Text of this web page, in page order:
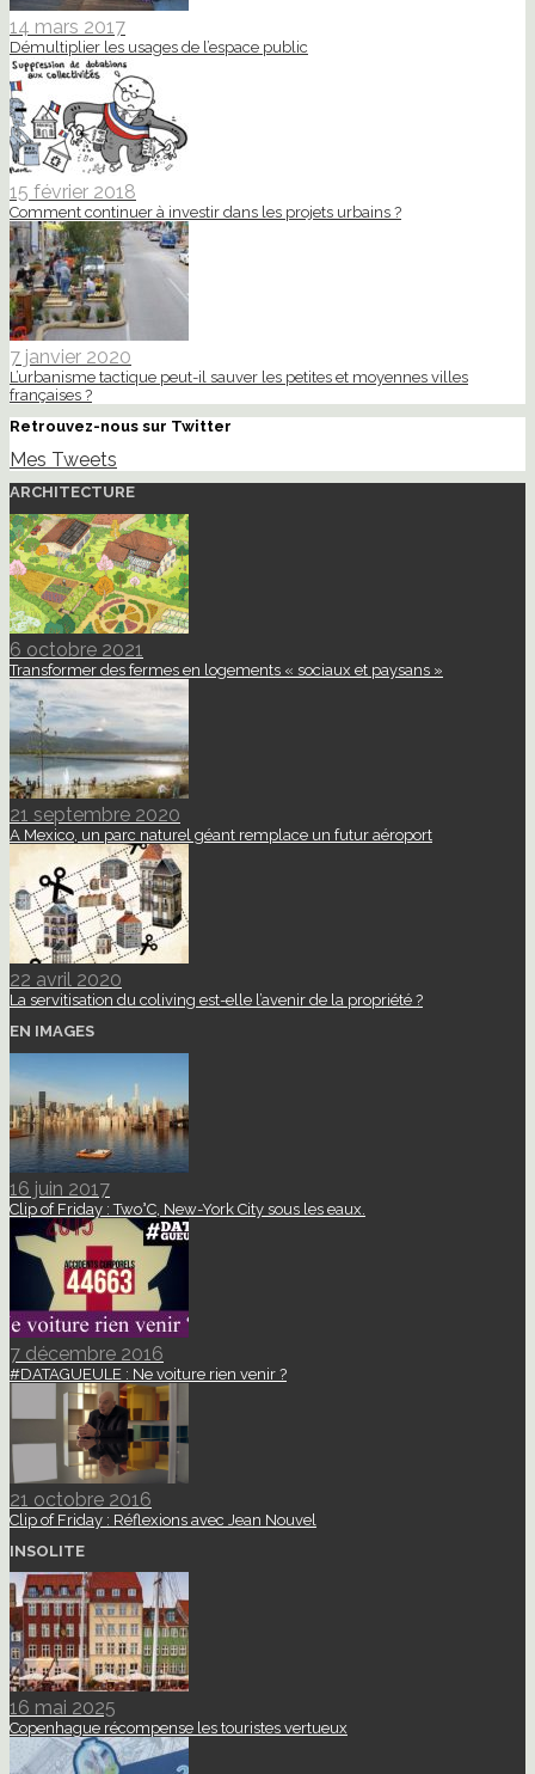
14 mars 2017
Démultiplier les usages de l’espace public
15 février 2018
Comment continuer à investir dans les projets urbains ?
7 janvier 2020
L’urbanisme tactique peut-il sauver les petites et moyennes villes
françaises ?
Retrouvez-nous sur Twitter
Mes Tweets
ARCHITECTURE
6 octobre 2021
Transformer des fermes en logements « sociaux et paysans »
21 septembre 2020
A Mexico, un parc naturel géant remplace un futur aéroport
22 avril 2020
La servitisation du coliving est-elle l’avenir de la propriété ?
EN IMAGES
16 juin 2017
Clip of Friday : Two°C, New-York City sous les eaux.
7 décembre 2016
#DATAGUEULE : Ne voiture rien venir ?
21 octobre 2016
Clip of Friday : Réflexions avec Jean Nouvel
INSOLITE
16 mai 2025
Copenhague récompense les touristes vertueux